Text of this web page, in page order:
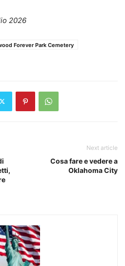
2026
Forever Park Cemetery
Next article
Cosa fare e vedere a
Oklahoma City